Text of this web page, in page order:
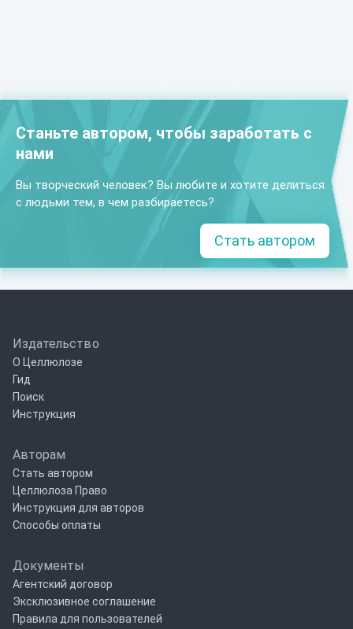
Станьте автором, чтобы заработать с
нами
Вы творческий человек? Вы любите и хотите делиться
с людьми тем, в чем разбираетесь?
Стать автором
Издательство
О Целлюлозе
Гид
Поиск
Инструкция
Авторам
Стать автором
Целлюлоза Право
Инструкция для авторов
Способы оплаты
Документы
Агентский договор
Эксклюзивное соглашение
Правила для пользователей